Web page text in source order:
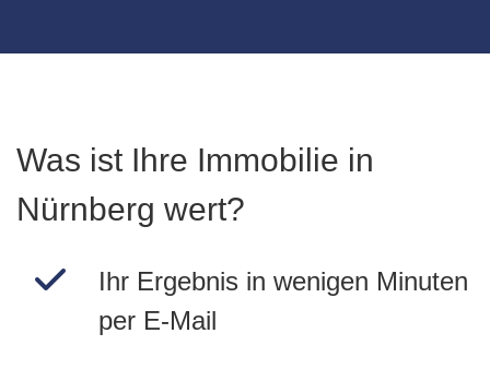
Was ist Ihre Immobilie in
Nürnberg wert?
Ihr Ergebnis in wenigen Minuten
per E-Mail